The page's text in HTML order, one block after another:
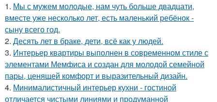
1. Мы с мужем молодые, нам чуть больше двадцати,
вместе уже несколько лет, есть маленький ребёнок -
сыну всего год.
2. Десять лет в браке, дети, всё как у людей.
3. Интерьер квартиры выполнен в современном стиле с
элементами Мемфиса и создан для молодой семейной
пары, ценящей комфорт и выразительный дизайн.
4. Минималистичный интерьер кухни - гостиной
отличается чистыми линиями и продуманной